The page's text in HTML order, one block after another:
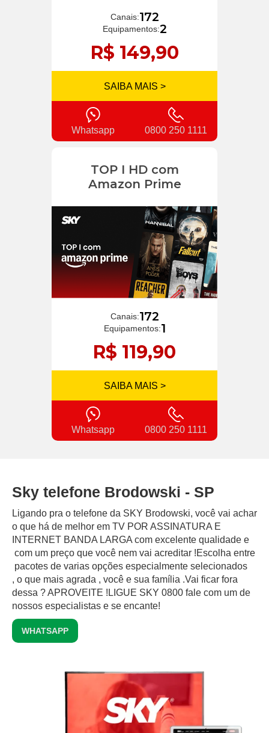
Canais:172
Equipamentos:2
R$ 149,90
SAIBA MAIS >
Whatsapp 0800 250 1111
TOP I HD com
Amazon Prime
Canais:172
Equipamentos:1
R$ 119,90
SAIBA MAIS >
Whatsapp 0800 250 1111
Sky telefone Brodowski - SP
Ligando pra o telefone da SKY Brodowski, você vai achar
o que há de melhor em TV POR ASSINATURA E
INTERNET BANDA LARGA com excelente qualidade e
com um preço que você nem vai acreditar !Escolha entre
pacotes de varias opções especialmente selecionados
, o que mais agrada , você e sua família .Vai ficar fora
dessa ? APROVEITE !LIGUE SKY 0800 fale com um de
nossos especialistas e se encante!
WHATSAPP